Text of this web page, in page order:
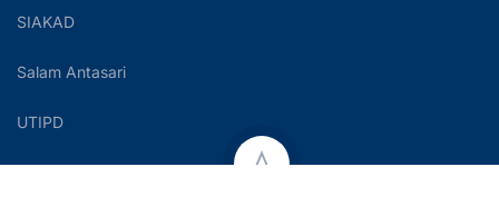
SIAKAD
Salam Antasari
UTIPD